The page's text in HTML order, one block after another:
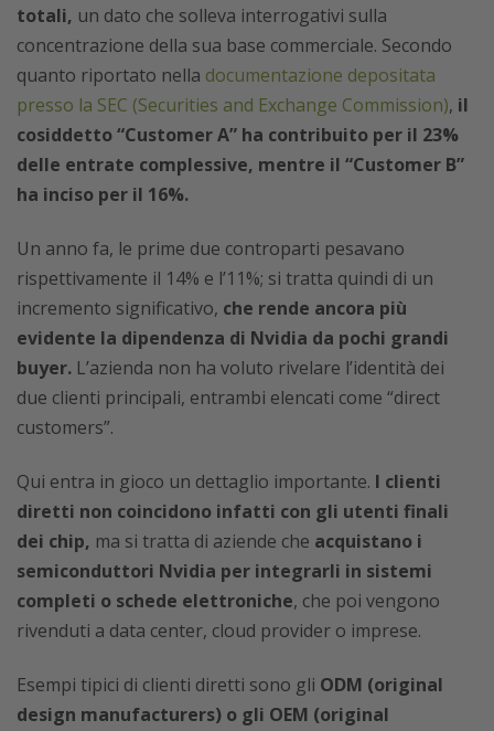
totali, un dato che solleva interrogativi sulla
concentrazione della sua base commerciale. Secondo
quanto riportato nella documentazione depositata
presso la SEC (Securities and Exchange Commission), il
cosiddetto “Customer A” ha contribuito per il 23%
delle entrate complessive, mentre il “Customer B”
ha inciso per il 16%.
Un anno fa, le prime due controparti pesavano
rispettivamente il 14% e l’11%; si tratta quindi di un
incremento significativo, che rende ancora più
evidente la dipendenza di Nvidia da pochi grandi
buyer. L’azienda non ha voluto rivelare l’identità dei
due clienti principali, entrambi elencati come “direct
customers”.
Qui entra in gioco un dettaglio importante. I clienti
diretti non coincidono infatti con gli utenti finali
dei chip, ma si tratta di aziende che acquistano i
semiconduttori Nvidia per integrarli in sistemi
completi o schede elettroniche, che poi vengono
rivenduti a data center, cloud provider o imprese.
Esempi tipici di clienti diretti sono gli ODM (original
design manufacturers) o gli OEM (original